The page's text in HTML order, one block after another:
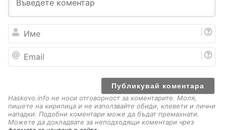
е
a
Haskovo.info не носи отговорност за коментарите. Моля,
пишете на кирилица и не използвайте обиди, клевети и лични
нападки. Подобни коментари може да бъдат премахнати.
Можете да докладвате за неподходящи коментари чрез